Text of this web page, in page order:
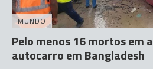
MUNDO
Pelo menos 16 mortos em
autocarro em Bangladesh